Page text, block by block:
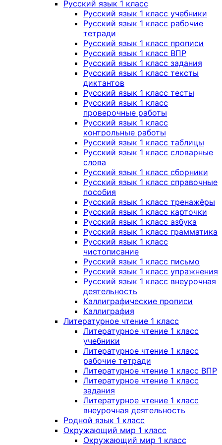
Русский язык 1 класс
Русский язык 1 класс учебники
Русский язык 1 класс рабочие
тетради
Русский язык 1 класс прописи
Русский язык 1 класс ВПР
Русский язык 1 класс задания
Русский язык 1 класс тексты
диктантов
Русский язык 1 класс тесты
Русский язык 1 класс
проверочные работы
Русский язык 1 класс
контрольные работы
Русский язык 1 класс таблицы
Русский язык 1 класс словарные
слова
Русский язык 1 класс сборники
Русский язык 1 класс справочные
пособия
Русский язык 1 класс тренажёры
Русский язык 1 класс карточки
Русский язык 1 класс азбука
Русский язык 1 класс грамматика
Русский язык 1 класс
чистописание
Русский язык 1 класс письмо
Русский язык 1 класс упражнения
Русский язык 1 класс внеурочная
деятельность
Каллиграфические прописи
Каллиграфия
Литературное чтение 1 класс
Литературное чтение 1 класс
учебники
Литературное чтение 1 класс
рабочие тетради
Литературное чтение 1 класс ВПР
Литературное чтение 1 класс
задания
Литературное чтение 1 класс
внеурочная деятельность
Родной язык 1 класс
Окружающий мир 1 класс
Окружающий мир 1 класс